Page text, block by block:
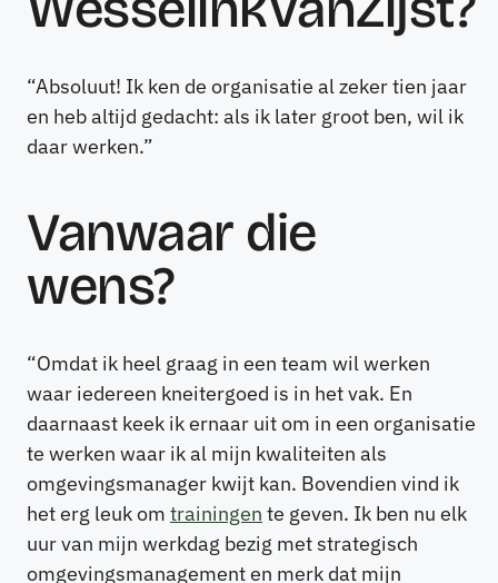
“Absoluut! Ik ken de organisatie al zeker tien jaar
en heb altijd gedacht: als ik later groot ben, wil ik
daar werken.”
Vanwaar die
wens?
“Omdat ik heel graag in een team wil werken
waar iedereen kneitergoed is in het vak. En
daarnaast keek ik ernaar uit om in een organisatie
te werken waar ik al mijn kwaliteiten als
omgevingsmanager kwijt kan. Bovendien vind ik
het erg leuk om trainingen te geven. Ik ben nu elk
uur van mijn werkdag bezig met strategisch
omgevingsmanagement en merk dat mijn